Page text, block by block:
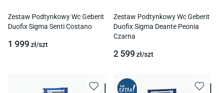
Zestaw Podtynkowy Wc Geberit
Duofix Sigma Senti Costano
1 999zł/szt
Zestaw Podtynkowy Wc Geberit
Duofix Sigma Deante Peonia
Czarna
2 599zł/szt